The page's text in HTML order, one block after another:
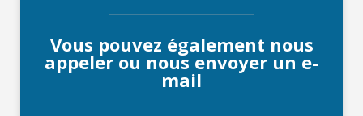
Vous pouvez également nous
appeler ou nous envoyer un e-
mail